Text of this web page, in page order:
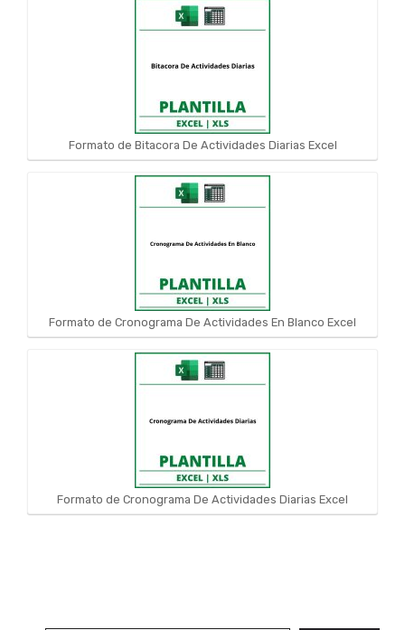
Formato de Bitacora De Actividades Diarias Excel
Formato de Cronograma De Actividades En Blanco Excel
Formato de Cronograma De Actividades Diarias Excel